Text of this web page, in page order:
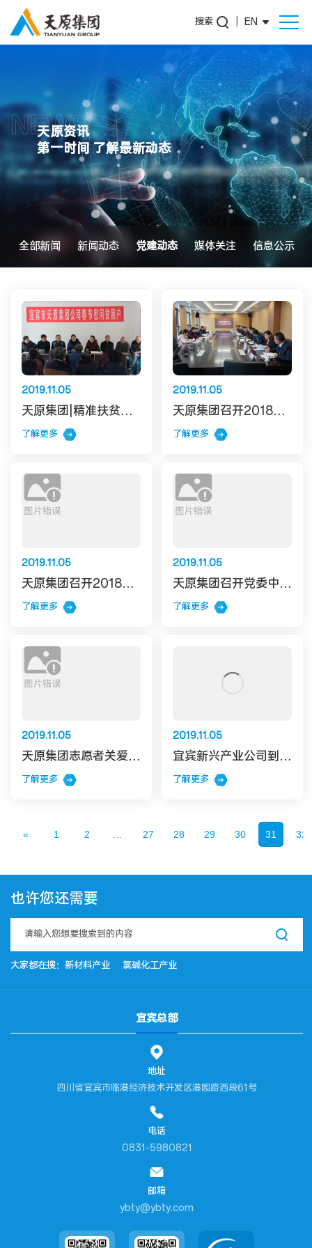
搜索 EN
NEWS
天原资讯
第一时间 了解最新动态
全部新闻 新闻动态 党建动态 媒体关注 信息公示
2019.11.05
天原集团|精准扶贫送关怀 寒冬腊月暖人心
了解更多
2019.11.05
天原集团召开2018年度领导班子民主生活会
了解更多
2019.11.05
天原集团召开2018年度领导班子述职测评会
了解更多
2019.11.05
天原集团召开党委中心组学习暨“读原著、学原文、悟原理”集中学习会
了解更多
2019.11.05
天原集团志愿者关爱留守儿童暖心项目
了解更多
2019.11.05
宜宾新兴产业公司到天原集团考察交流
了解更多
« 1 2 27 28 29 30 31 32
也许您还需要
大家都在搜： 新材料产业 氯碱化工产业
宜宾总部
地址
四川省宜宾市临港经济技术开发区港园路西段61号
电话
0831-5980821
邮箱
ybty@ybty.com